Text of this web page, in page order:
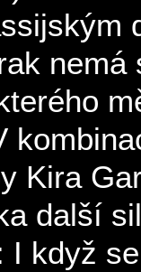
nemá
Kira
další
I když